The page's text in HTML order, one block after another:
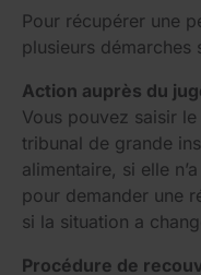
Pour récupérer une
plusieurs démarches
Action auprès du
Vous pouvez saisir
tribunal de grande
alimentaire, si elle
pour demander une
si la situation a
Procédure de